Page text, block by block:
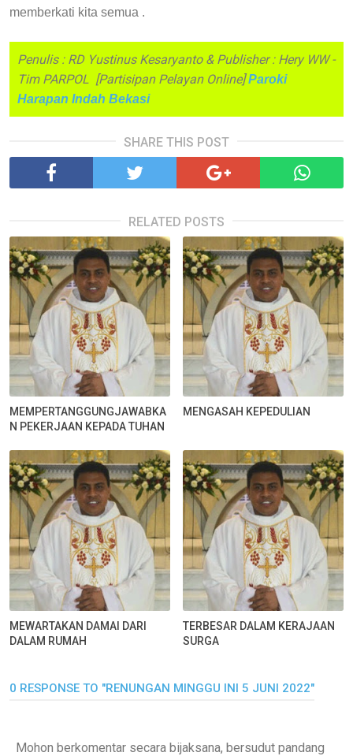
memberkati kita semua .
Penulis : RD Yustinus Kesaryanto & Publisher : Hery WW -
Tim PARPOL [Partisipan Pelayan Online]Paroki
Harapan Indah Bekasi
SHARE THIS POST
RELATED POSTS
MEMPERTANGGUNGJAWABKA
N PEKERJAAN KEPADA TUHAN
MENGASAH KEPEDULIAN
MEWARTAKAN DAMAI DARI
DALAM RUMAH
TERBESAR DALAM KERAJAAN
SURGA
0 RESPONSE TO "RENUNGAN MINGGU INI 5 JUNI 2022"
Mohon berkomentar secara bijaksana, bersudut pandang